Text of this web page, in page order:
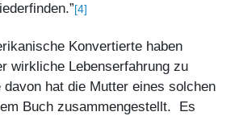
[4]
Konvertierte haben
wirkliche Lebenserfahrung zu
davon hat die Mutter eines solchen
Buch zusammengestellt. Es